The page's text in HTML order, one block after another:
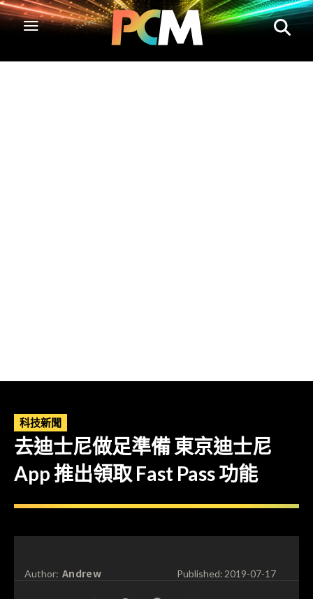
科技新聞
去迪士尼做足準備 東京迪士尼
App 推出領取 Fast Pass 功能
Author: Andrew Published:2019-07-17